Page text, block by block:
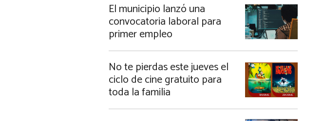
El municipio lanzó una
convocatoria laboral para
primer empleo
No te pierdas este jueves el
ciclo de cine gratuito para
toda la familia